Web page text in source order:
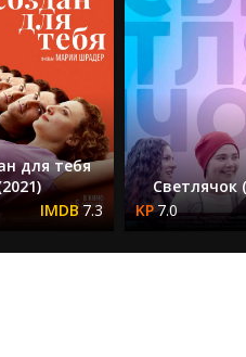
для тебя
7.3
Светлячок
7.0